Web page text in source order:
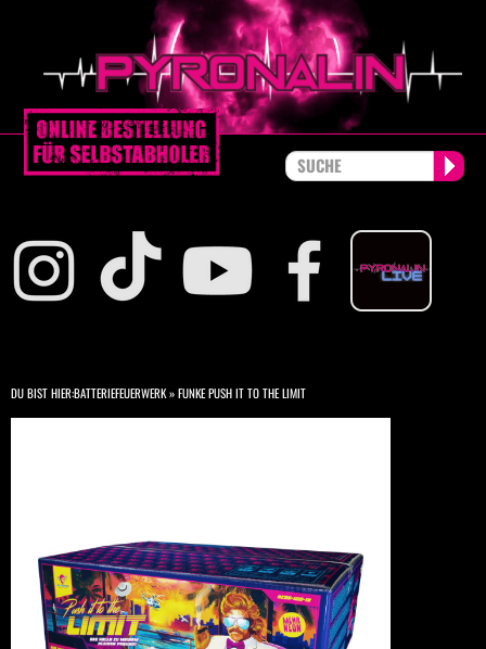
DU BIST HIER:BATTERIEFEUERWERK»FUNKE PUSH IT TO THE LIMIT